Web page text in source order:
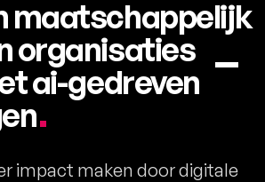
maatschappelijk
organisaties
ai-gedreven
impact maken door digitale